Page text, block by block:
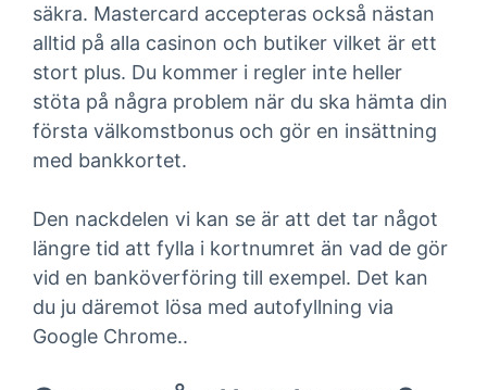
säkra. Mastercard accepteras också nästan
alltid på alla casinon och butiker vilket är ett
stort plus. Du kommer i regler inte heller
stöta på några problem när du ska hämta din
första välkomstbonus och gör en insättning
med bankkortet.
Den nackdelen vi kan se är att det tar något
längre tid att fylla i kortnumret än vad de gör
vid en banköverföring till exempel. Det kan
du ju däremot lösa med autofyllning via
Google Chrome..